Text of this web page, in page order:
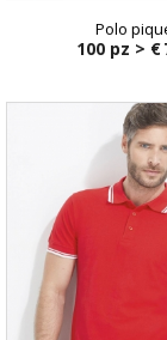
Polo
100 pz > €